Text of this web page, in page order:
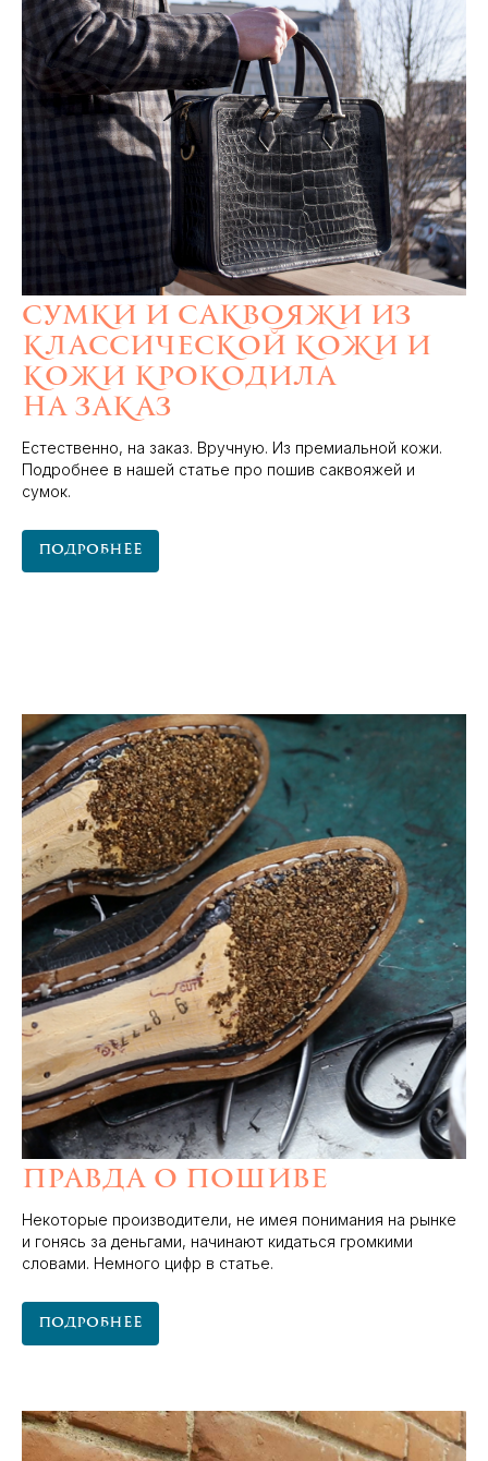
Сумки и саквояжи из
классической кожи и
кожи крокодила
на заказ
Естественно, на заказ. Вручную. Из премиальной кожи.
Подробнее в нашей статье про пошив саквояжей и
сумок.
Подробнее
Правда о пошиве
Некоторые производители, не имея понимания на рынке
и гонясь за деньгами, начинают кидаться громкими
словами. Немного цифр в статье.
Подробнее